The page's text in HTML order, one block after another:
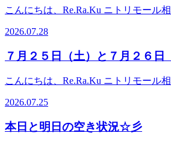
8370【営業時間】10:00-21:00(最終受
ル2F駐車場無料完備
年中無休【住所】〒252-0331神奈川県
のご案内も可能です！・１６：００
お待ちしております♪Re.Ra.Ku ニト
30)年中無休【住所】〒252-0331神奈
台6-1-1ニトリモール2F駐車場無料完備
こんにちは、Re.Ra.Ku ニトリモール
案内枠に空きがありましたら受け付け
軽にお問合せください♪【７月２８日(
４：００～ ペアでのご案内も可能
(水)の空き状況】・１０：００～ ペ
す！・１２：３０～ ・１５：００
【電話番号】042-704-8370【営業時間
20：30)年中無休【住所】〒252-0331
2026.07.28
７月２５日（土）と７月２６日
こんにちは、Re.Ra.Ku ニトリモール
案内枠に空きがありましたら受け付け
軽にお問合せください♪【７月２５日(
０：３０～・１２：００～ ペアでの
2026.07.25
本日と明日の空き状況☆彡